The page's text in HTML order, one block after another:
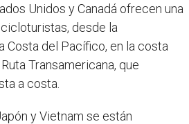
Unidos y Canadá ofrecen una
desde la
Costa del Pacífico, en la costa
Transamericana, que
a costa.
y Vietnam se están